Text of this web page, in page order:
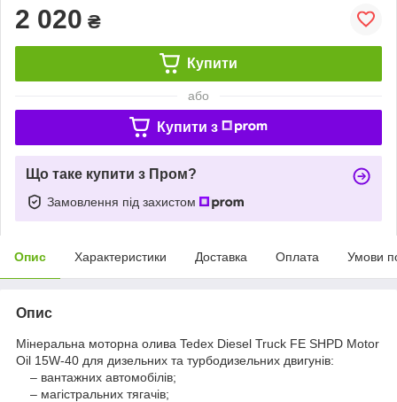
2 020 ₴
Купити
або
Купити з
Що таке купити з Пром?
Замовлення під захистом
Опис Характеристики Доставка Оплата Умови
Опис
Мінеральна моторна олива Tedex Diesel Truck FE SHPD Motor
Oil 15W-40 для дизельних та турбодизельних двигунів:
– вантажних автомобілів;
– магістральних тягачів;